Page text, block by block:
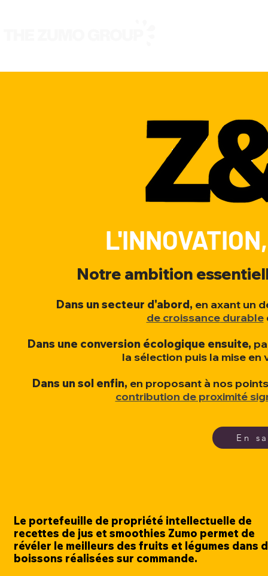
Notre ambition
Dans unsecteur d'abord, en axant un
de croissancedurable
Dans une conversion écologique ensuite,
la sélection puis la mise en
Dans un sol enfin, en proposant à nos
contribution de proximité
En
Le portefeuille de propriété intellectuelle de
recettes de jus et smoothies Zumo permet de
révéler le meilleurs des fruits et légumes dans
boissons réalisées sur commande.